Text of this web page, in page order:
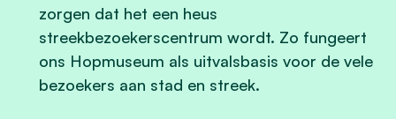
zorgen dat het een heus
streekbezoekerscentrum wordt. Zo fungeert
ons Hopmuseum als uitvalsbasis voor de vele
bezoekers aan stad en streek.